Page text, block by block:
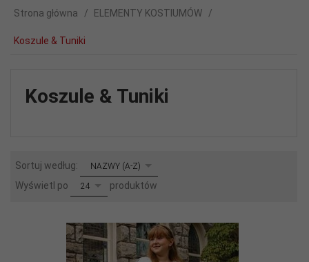
Strona główna ELEMENTY KOSTIUMÓW
Koszule & Tuniki
Koszule & Tuniki
Sortuj według: sortNAZWY (A-Z)
Wyświetl po pop24 produktów